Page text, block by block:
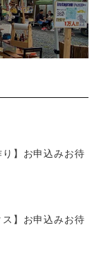
】お申込みお待
】お申込みお待